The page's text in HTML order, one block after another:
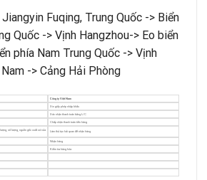
Fuqing, Trung Quốc -> Biển
Quốc -> Vịnh Hangzhou-> Eo biển
phía Nam Trung Quốc -> Vịnh
-> Cảng Hải Phòng
Công ty Việt Nam
Xin giấy phép nhập khẩu
Xác nhận thanh toán bằng L/C
Chấp nhận thanh toán tiền hàng
số lượng, nguồn gốc xuất xứ của
Làm thủ tục hải quan để nhận hàng
Nhận hàng
Kiểm tra hàng hóa